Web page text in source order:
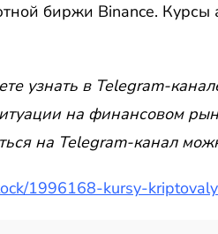
биржи Binance. Курсы
узнать в Telegram-
на финансовом
на Telegram-канал
1996168-kursy-